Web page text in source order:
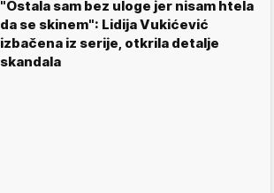
"Ostala sam bez uloge jer nisam htela
da se skinem": Lidija Vukićević
izbačena iz serije, otkrila detalje
skandala